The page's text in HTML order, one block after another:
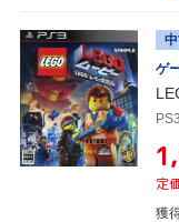
ゲ
定
獲